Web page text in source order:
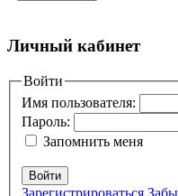
Добавить
Ваш адрес email не будет
помечены*
Комментарий*
Личный кабинет
Войти
Имя пользователя:
Пароль:
Запомнить меня
Войти